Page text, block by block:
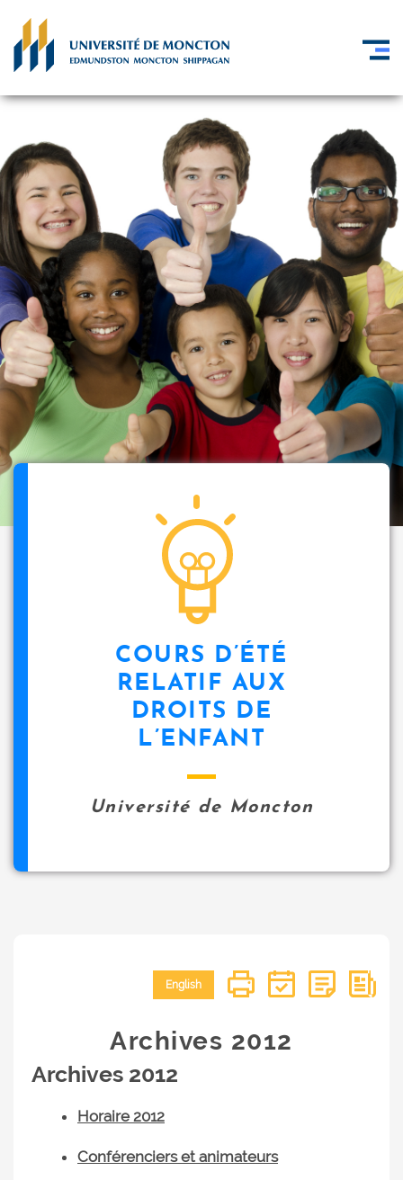
COURS D’ÉTÉ
RELATIF AUX
DROITS DE
L’ENFANT
Université de Moncton
English
Archives 2012
Archives 2012
Horaire 2012
Conférenciers et animateurs